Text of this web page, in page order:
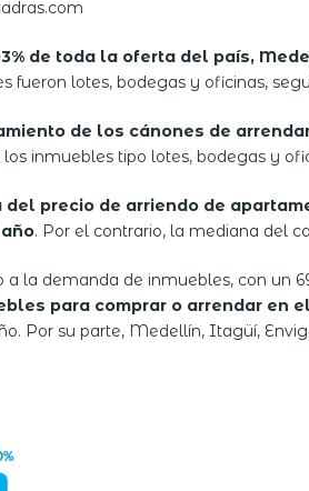
de toda la oferta del país,
fueron lotes, bodegas y oficinas,
de los cánones de
los inmuebles tipo lotes, bodegas y
del precio de arriendo de
. Por el contrario, la mediana del
a la demanda de inmuebles, con un
para comprar o arrendar en
Por su parte, Medellín, Itagüí,